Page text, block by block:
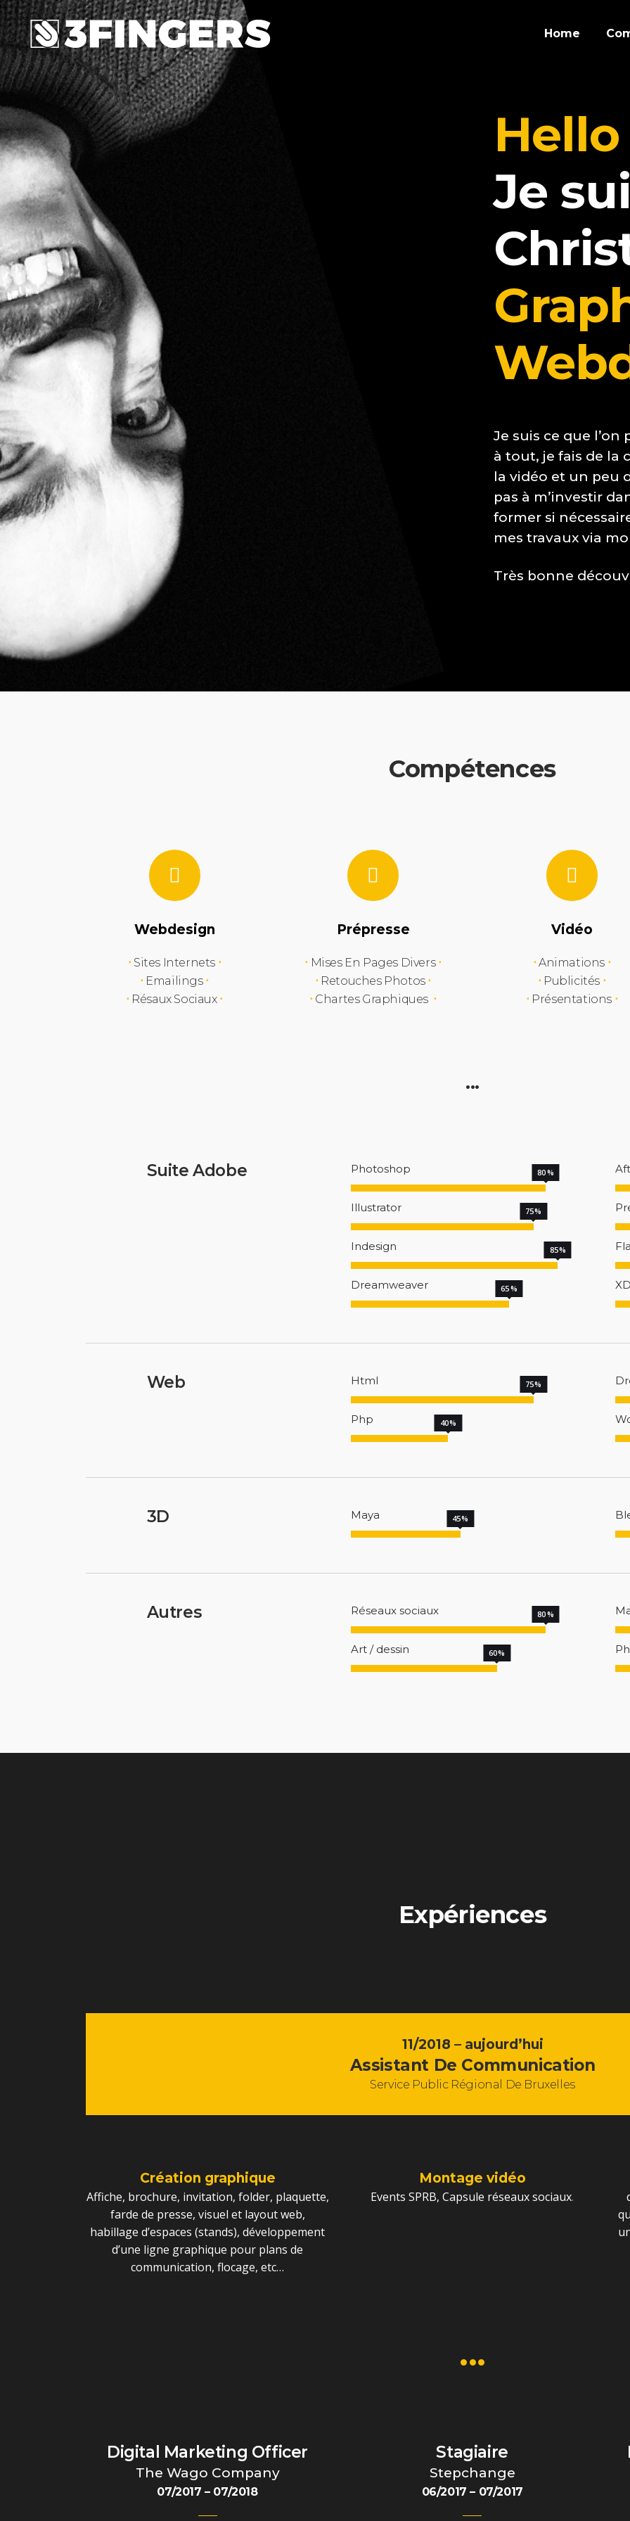
Home
Hello
Je
Je suis ce que
à tout, je fais de la
la vidéo et un peu
pas à m’investir
former si
mes travaux via
Très bonne
Compétences
Webdesign
⋅ Sites Internets ⋅
⋅ Emailings ⋅
⋅ Résaux Sociaux ⋅
Prépresse
⋅ Mises En Pages Divers ⋅
⋅ Retouches Photos ⋅
⋅ Chartes Graphiques ⋅
Vidéo
⋅ Animations ⋅
⋅ Publicités ⋅
⋅ Présentations ⋅
•••
Suite Adobe Photoshop 80
Illustrator 75
Indesign 85
Dreamweaver 65
Web Html 75
Php 40
3D Maya 45
Autres Réseaux sociaux 80
Art / dessin 60
Expériences
11/2018 – aujourd’hui
Assistant De Communication
Service Public Régional De Bruxelles
Création graphique
Affiche, brochure, invitation, folder, plaquette,
farde de presse, visuel et layout web,
habillage d’espaces (stands), développement
d’une ligne graphique pour plans de
communication, flocage, etc…
Montage vidéo
Events SPRB, Capsule réseaux sociaux.
•••
Digital Marketing Officer
The Wago Company
07/2017 – 07/2018
Stagiaire
Stepchange
06/2017 – 07/2017